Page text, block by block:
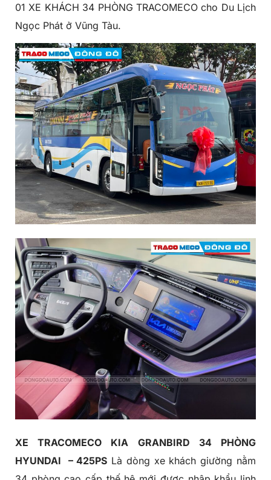
01 XE KHÁCH 34 PHÒNG TRACOMECO cho Du Lịch
Ngọc Phát ở Vũng Tàu.
XE TRACOMECO KIA GRANBIRD 34 PHÒNG
HYUNDAI – 425PS Là dòng xe khách giường nằm